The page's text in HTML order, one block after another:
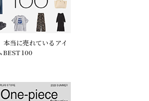
本当に売れているアイ
BEST100